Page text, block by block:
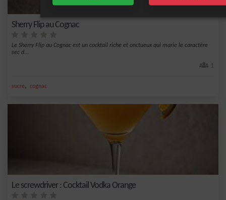
Sherry Flip au Cognac
Le Sherry Flip au Cognac est un cocktail riche et onctueux qui marie le caractère
sec d...
1
sucre, cognac
Le screwdriver : Cocktail Vodka Orange